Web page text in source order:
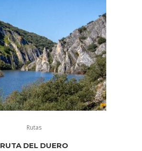
Rutas
RUTA DEL DUERO